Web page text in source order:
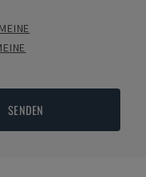
SENDEN